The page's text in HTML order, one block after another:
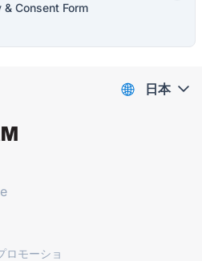
Consent Form
ロモーショ
日本